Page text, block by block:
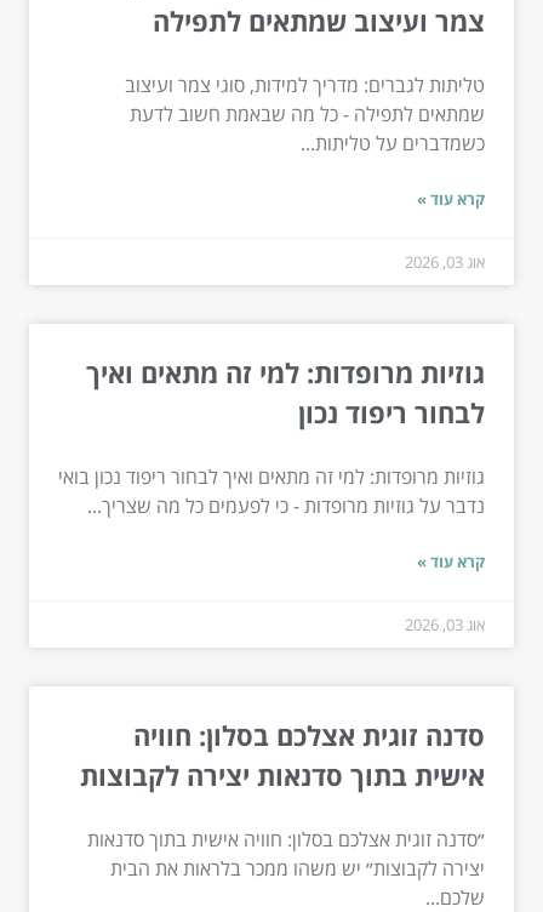
צמר ועיצוב שמתאים לתפילה
טליתות לגברים: מדריך למידות, סוגי צמר ועיצוב
שמתאים לתפילה - כל מה שבאמת חשוב לדעת
כשמדברים על טליתות...
קרא עוד »
אוג 03, 2026
גוזיות מרופדות: למי זה מתאים ואיך
לבחור ריפוד נכון
גוזיות מרופדות: למי זה מתאים ואיך לבחור ריפוד נכון בואי
נדבר על גוזיות מרופדות - כי לפעמים כל מה שצריך...
קרא עוד »
אוג 03, 2026
סדנה זוגית אצלכם בסלון: חוויה
אישית בתוך סדנאות יצירה לקבוצות
״סדנה זוגית אצלכם בסלון: חוויה אישית בתוך סדנאות
יצירה לקבוצות״ יש משהו ממכר בלראות את הבית
שלכם...